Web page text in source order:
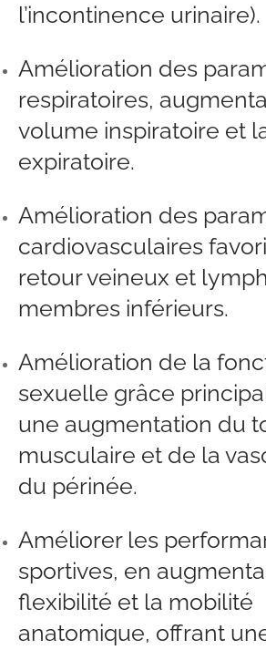
l’incontinence urinaire).
Amélioration des
respiratoires,
volume inspiratoire et
expiratoire.
Amélioration des
cardiovasculaires
retour veineux et
membres inférieurs.
Amélioration de la
sexuelle grâce
une augmentation du
musculaire et de la
du périnée.
Améliorer les
sportives, en
flexibilité et la mobilité
anatomique, offrant